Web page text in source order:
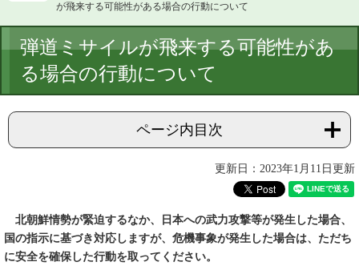
て
が飛来する可能性がある場合の行動について
文
弾道ミサイルが飛来する可能性があ
る場合の行動について
ページ内目次
更新日：2023年1月11日更新
北朝鮮情勢が緊迫するなか、日本への武力攻撃等が発生した場合、
国の指示に基づき対応しますが、危機事象が発生した場合は、ただち
に安全を確保した行動を取ってください。